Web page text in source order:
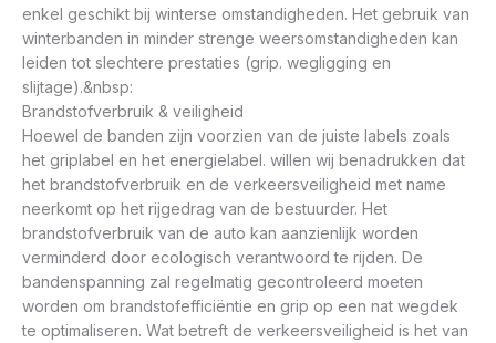
enkel geschikt bij winterse omstandigheden. Het gebruik van
winterbanden in minder strenge weersomstandigheden kan
leiden tot slechtere prestaties (grip. wegligging en
slijtage).&nbsp:
Brandstofverbruik & veiligheid
Hoewel de banden zijn voorzien van de juiste labels zoals
het griplabel en het energielabel. willen wij benadrukken dat
het brandstofverbruik en de verkeersveiligheid met name
neerkomt op het rijgedrag van de bestuurder. Het
brandstofverbruik van de auto kan aanzienlijk worden
verminderd door ecologisch verantwoord te rijden. De
bandenspanning zal regelmatig gecontroleerd moeten
worden om brandstofefficiëntie en grip op een nat wegdek
te optimaliseren. Wat betreft de verkeersveiligheid is het van